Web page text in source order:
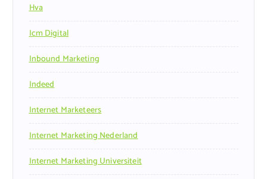
Hva
Icm Digital
Inbound Marketing
Indeed
Internet Marketeers
Internet Marketing Nederland
Internet Marketing Universiteit